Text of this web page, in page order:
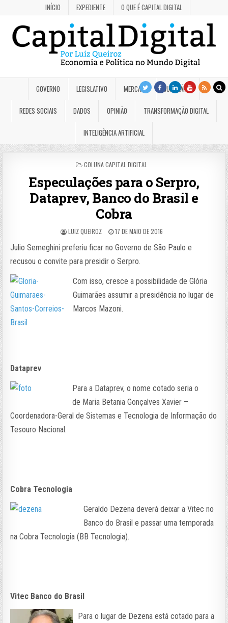
INÍCIO EXPEDIENTE O QUE É CAPITAL DIGITAL
GOVERNO LEGISLATIVO MERCADO JUDICIÁRIO
REDES SOCIAIS DADOS OPINIÃO TRANSFORMAÇÃO DIGITAL
INTELIGÊNCIA ARTIFICIAL
POSTED
COLUNA CAPITAL DIGITAL
Especulações para o Serpro,
Dataprev, Banco do Brasil e
Cobra
LUIZ QUEIROZ 17 DE MAIO DE 2016
Julio Semeghini preferiu ficar no Governo de São Paulo e
recusou o convite para presidir o Serpro.
Com isso, cresce a possibilidade de Glória
Guimarães assumir a presidência no lugar de
Marcos Mazoni.
Dataprev
Para a Dataprev, o nome cotado seria o
de Maria Betania Gonçalves Xavier –
Coordenadora-Geral de Sistemas e Tecnologia de Informação do
Tesouro Nacional.
Cobra Tecnologia
Geraldo Dezena deverá deixar a Vitec no
Banco do Brasil e passar uma temporada
na Cobra Tecnologia (BB Tecnologia).
Vitec Banco do Brasil
Para o lugar de Dezena está cotado para a